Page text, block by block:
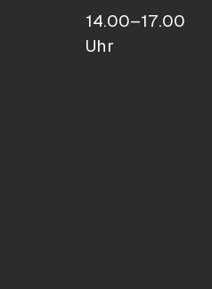
14.00–17.00
Uhr